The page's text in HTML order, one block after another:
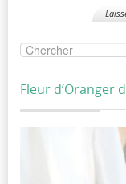
Fleur d’Oranger